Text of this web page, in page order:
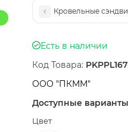
Кровельные
Есть в наличии
Код Товара:
ООО "ПКММ"
Доступные варианты
Цвет